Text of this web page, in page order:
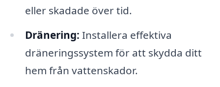
eller skadade över tid.
Dränering: Installera effektiva
dräneringssystem för att skydda ditt
hem från vattenskador.